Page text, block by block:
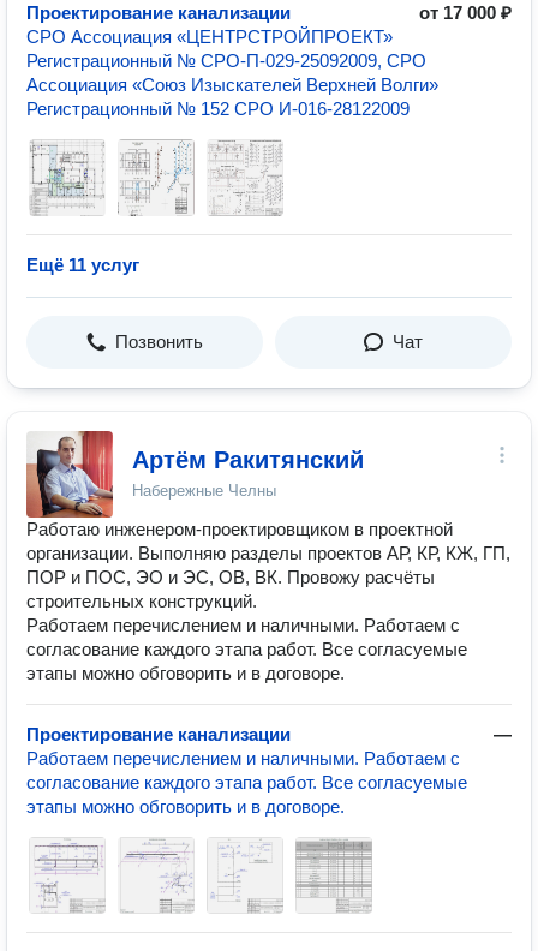
Проектирование канализации
от 17 000 ₽
СРО Ассоциация «ЦЕНТРСТРОЙПРОЕКТ»
Регистрационный № СРО-П-029-25092009, СРО
Ассоциация «Союз Изыскателей Верхней Волги»
Регистрационный № 152 СРО И-016-28122009
Ещё 11 услуг
Позвонить Чат
Артём Ракитянский
Набережные Челны
Работаю инженером-проектировщиком в проектной
организации. Выполняю разделы проектов АР, КР, КЖ, ГП,
ПОР и ПОС, ЭО и ЭС, ОВ, ВК. Провожу расчёты
строительных конструкций.
Работаем перечислением и наличными. Работаем с
согласование каждого этапа работ. Все согласуемые
этапы можно обговорить и в договоре.
Проектирование канализации
—
Работаем перечислением и наличными. Работаем с
согласование каждого этапа работ. Все согласуемые
этапы можно обговорить и в договоре.